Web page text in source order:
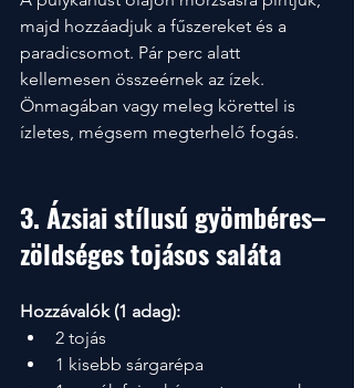
majd hozzáadjuk a fűszereket és a
paradicsomot. Pár perc alatt
kellemesen összeérnek az ízek.
Önmagában vagy meleg körettel is
ízletes, mégsem megterhelő fogás.
3. Ázsiai stílusú gyömbéres–
zöldséges tojásos saláta
Hozzávalók (1 adag):
2 tojás
1 kisebb sárgarépa